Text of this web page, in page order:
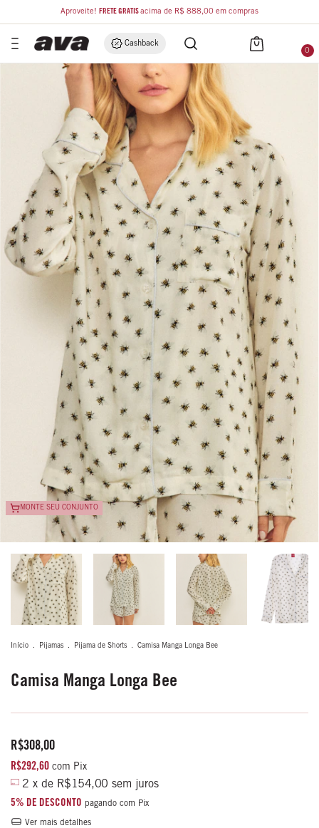
Aproveite! FRETE GRÁTISacima de R$ 888,00 em compras
Cashback
0
MONTE SEU CONJUNTO
Início . Pijamas . Pijama de Shorts . Camisa Manga Longa Bee
Camisa Manga Longa Bee
R$308,00
R$292,60 com Pix
2 x de R$154,00 sem juros
5% DE DESCONTO pagando com Pix
Ver mais detalhes